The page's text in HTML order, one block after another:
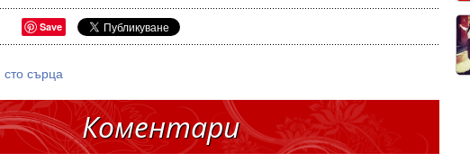
Save
сто сърца
Коментари